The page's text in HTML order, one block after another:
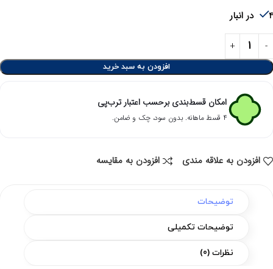
افزودن به سبد خرید
امکان قسط‌بندی برحسب اعتبار ترب‌پی
۴ قسط ماهانه. بدون سود، چک و ضامن.
افزودن به علاقه مندی افزودن به مقایسه
توضیحات
توضیحات تکمیلی
نظرات (0)